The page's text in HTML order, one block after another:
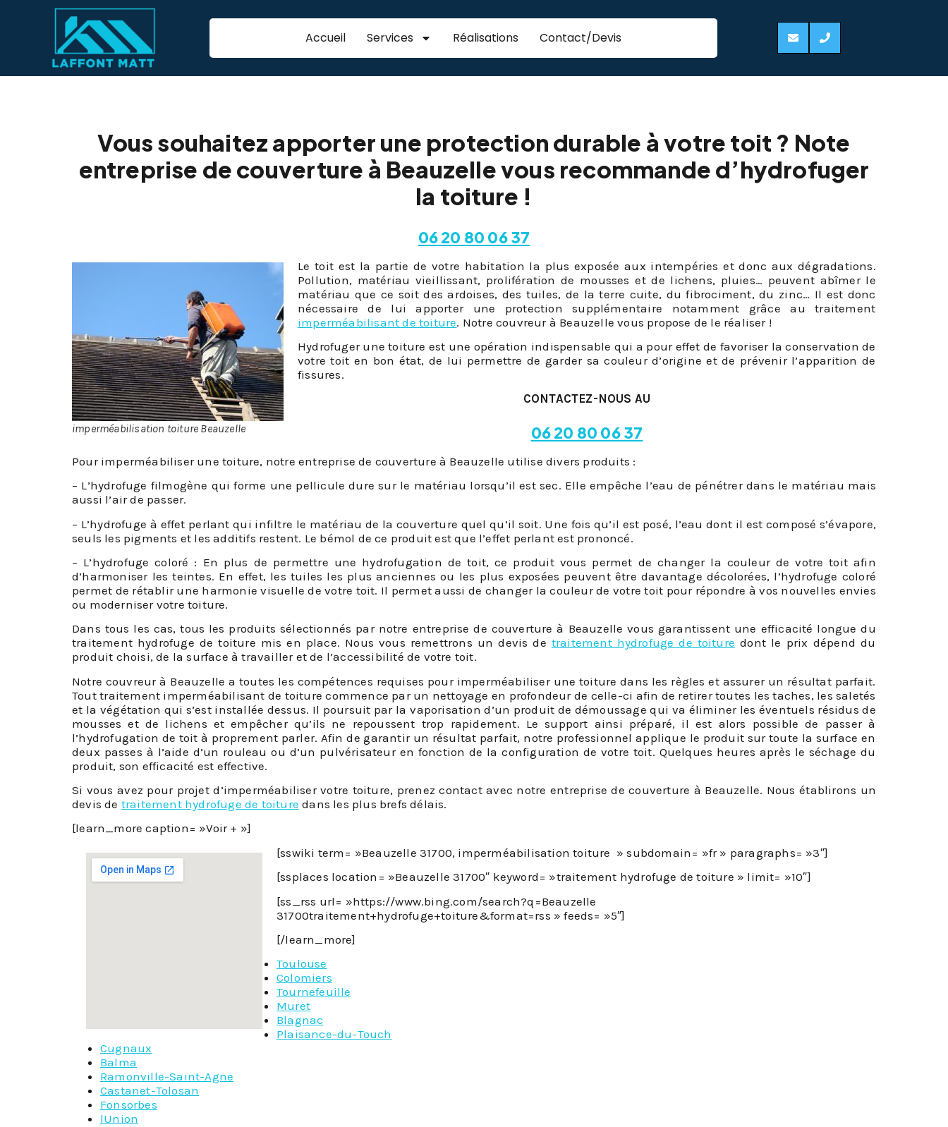
Accueil Services Réalisations Contact/Devis
Vous souhaitez apporter une protection durable à votre toit ? Note
entreprise de couverture à Beauzelle vous recommande d’hydrofuger
la toiture !
06 20 80 06 37
imperméabilisation toiture Beauzelle
Le toit est la partie de votre habitation la plus exposée aux intempéries et donc aux dégradations.
Pollution, matériau vieillissant, prolifération de mousses et de lichens, pluies… peuvent abîmer le
matériau que ce soit des ardoises, des tuiles, de la terre cuite, du fibrociment, du zinc… Il est donc
nécessaire de lui apporter une protection supplémentaire notamment grâce au traitement
imperméabilisant de toiture. Notre couvreur à Beauzelle vous propose de le réaliser !
Hydrofuger une toiture est une opération indispensable qui a pour effet de favoriser la conservation de
votre toit en bon état, de lui permettre de garder sa couleur d’origine et de prévenir l’apparition de
fissures.
CONTACTEZ-NOUS AU
06 20 80 06 37
Pour imperméabiliser une toiture, notre entreprise de couverture à Beauzelle utilise divers produits :
– L’hydrofuge filmogène qui forme une pellicule dure sur le matériau lorsqu’il est sec. Elle empêche l’eau de pénétrer dans le matériau mais
aussi l’air de passer.
– L’hydrofuge à effet perlant qui infiltre le matériau de la couverture quel qu’il soit. Une fois qu’il est posé, l’eau dont il est composé s’évapore,
seuls les pigments et les additifs restent. Le bémol de ce produit est que l’effet perlant est prononcé.
– L’hydrofuge coloré : En plus de permettre une hydrofugation de toit, ce produit vous permet de changer la couleur de votre toit afin
d’harmoniser les teintes. En effet, les tuiles les plus anciennes ou les plus exposées peuvent être davantage décolorées, l’hydrofuge coloré
permet de rétablir une harmonie visuelle de votre toit. Il permet aussi de changer la couleur de votre toit pour répondre à vos nouvelles envies
ou moderniser votre toiture.
Dans tous les cas, tous les produits sélectionnés par notre entreprise de couverture à Beauzelle vous garantissent une efficacité longue du
traitement hydrofuge de toiture mis en place. Nous vous remettrons un devis de traitement hydrofuge de toiture dont le prix dépend du
produit choisi, de la surface à travailler et de l’accessibilité de votre toit.
Notre couvreur à Beauzelle a toutes les compétences requises pour imperméabiliser une toiture dans les règles et assurer un résultat parfait.
Tout traitement imperméabilisant de toiture commence par un nettoyage en profondeur de celle-ci afin de retirer toutes les taches, les saletés
et la végétation qui s’est installée dessus. Il poursuit par la vaporisation d’un produit de démoussage qui va éliminer les éventuels résidus de
mousses et de lichens et empêcher qu’ils ne repoussent trop rapidement. Le support ainsi préparé, il est alors possible de passer à
l’hydrofugation de toit à proprement parler. Afin de garantir un résultat parfait, notre professionnel applique le produit sur toute la surface en
deux passes à l’aide d’un rouleau ou d’un pulvérisateur en fonction de la configuration de votre toit. Quelques heures après le séchage du
produit, son efficacité est effective.
Si vous avez pour projet d’imperméabiliser votre toiture, prenez contact avec notre entreprise de couverture à Beauzelle. Nous établirons un
devis de traitement hydrofuge de toiture dans les plus brefs délais.
[learn_more caption= »Voir + »]
[sswiki term= »Beauzelle 31700, imperméabilisation toiture » subdomain= »fr » paragraphs= »3″]
[ssplaces location= »Beauzelle 31700″ keyword= »traitement hydrofuge de toiture » limit= »10″]
[ss_rss url= »https://www.bing.com/search?q=Beauzelle
31700traitement+hydrofuge+toiture&format=rss » feeds= »5″]
[/learn_more]
Toulouse
Colomiers
Tournefeuille
Muret
Blagnac
Plaisance-du-Touch
Cugnaux
Balma
Ramonville-Saint-Agne
Castanet-Tolosan
Fonsorbes
lUnion